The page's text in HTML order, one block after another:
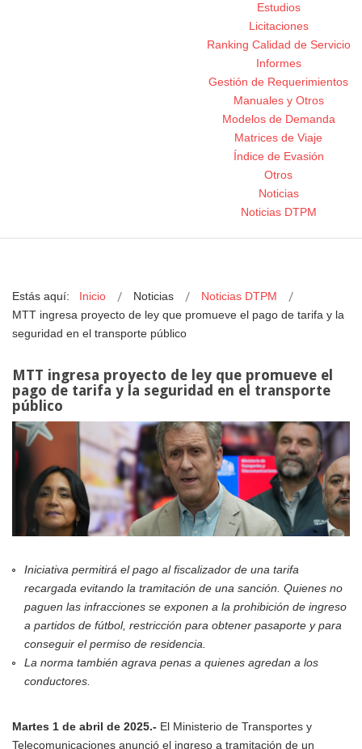
Estudios
Licitaciones
Ranking Calidad de Servicio
Informes
Gestión de Requerimientos
Manuales y Otros
Modelos de Demanda
Matrices de Viaje
Índice de Evasión
Otros
Noticias
Noticias DTPM
Estás aquí: Inicio Noticias
Noticias DTPM
MTT ingresa proyecto de ley que promueve el pago de tarifa y la
seguridad en el transporte público
MTT ingresa proyecto de ley que promueve el
pago de tarifa y la seguridad en el transporte
público
Iniciativa permitirá el pago al fiscalizador de una tarifa
recargada evitando la tramitación de una sanción. Quienes no
paguen las infracciones se exponen a la prohibición de ingreso
a partidos de fútbol, restricción para obtener pasaporte y para
conseguir el permiso de residencia.
La norma también agrava penas a quienes agredan a los
conductores.
Martes 1 de abril de 2025.- El Ministerio de Transportes y
Telecomunicaciones anunció el ingreso a tramitación de un